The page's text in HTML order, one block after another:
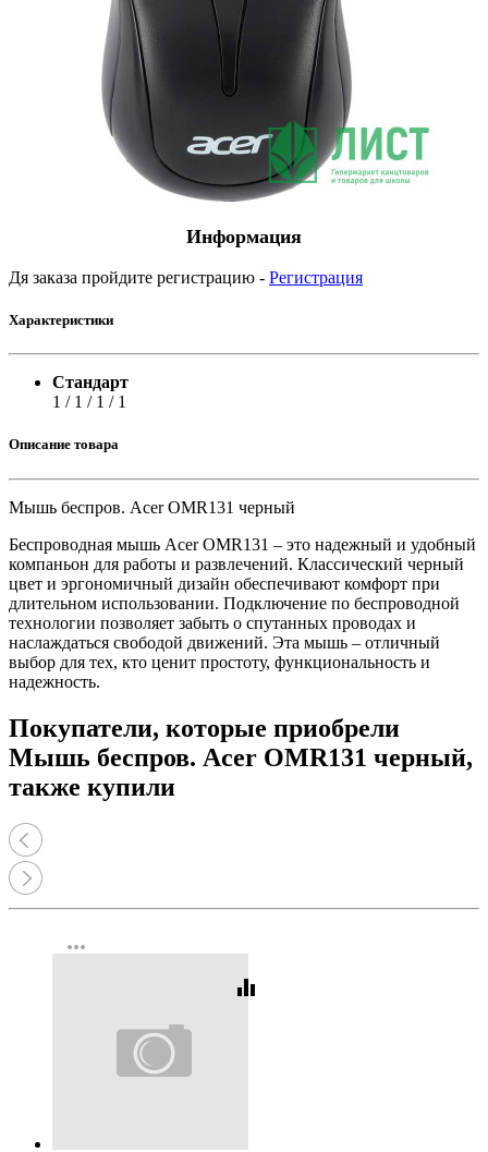
Информация
Дя заказа пройдите регистрацию - Регистрация
Характеристики
Стандарт
1 / 1 / 1 / 1
Описание товара
Мышь беспров. Acer OMR131 черный
Беспроводная мышь Acer OMR131 – это надежный и удобный
компаньон для работы и развлечений. Классический черный
цвет и эргономичный дизайн обеспечивают комфорт при
длительном использовании. Подключение по беспроводной
технологии позволяет забыть о спутанных проводах и
наслаждаться свободой движений. Эта мышь – отличный
выбор для тех, кто ценит простоту, функциональность и
надежность.
Покупатели, которые приобрели
Мышь беспров. Acer OMR131 черный,
также купили
more_horiz
equalizer